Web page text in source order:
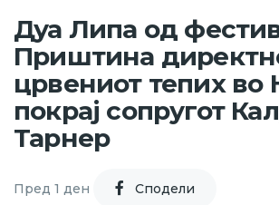
Дуа Липа од
Приштина
црвениот тепих во
покрај сопругот
Тарнер
Пред 1 ден Cподели